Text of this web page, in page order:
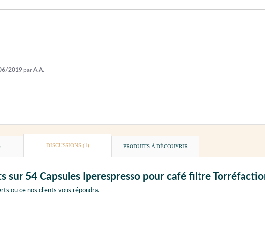
2019 parA.A.
DISCUSSIONS (1) PRODUITS À DÉCOUVRIR
sur 54 Capsules Iperespresso pour café filtre
ou de nos clients vous répondra.